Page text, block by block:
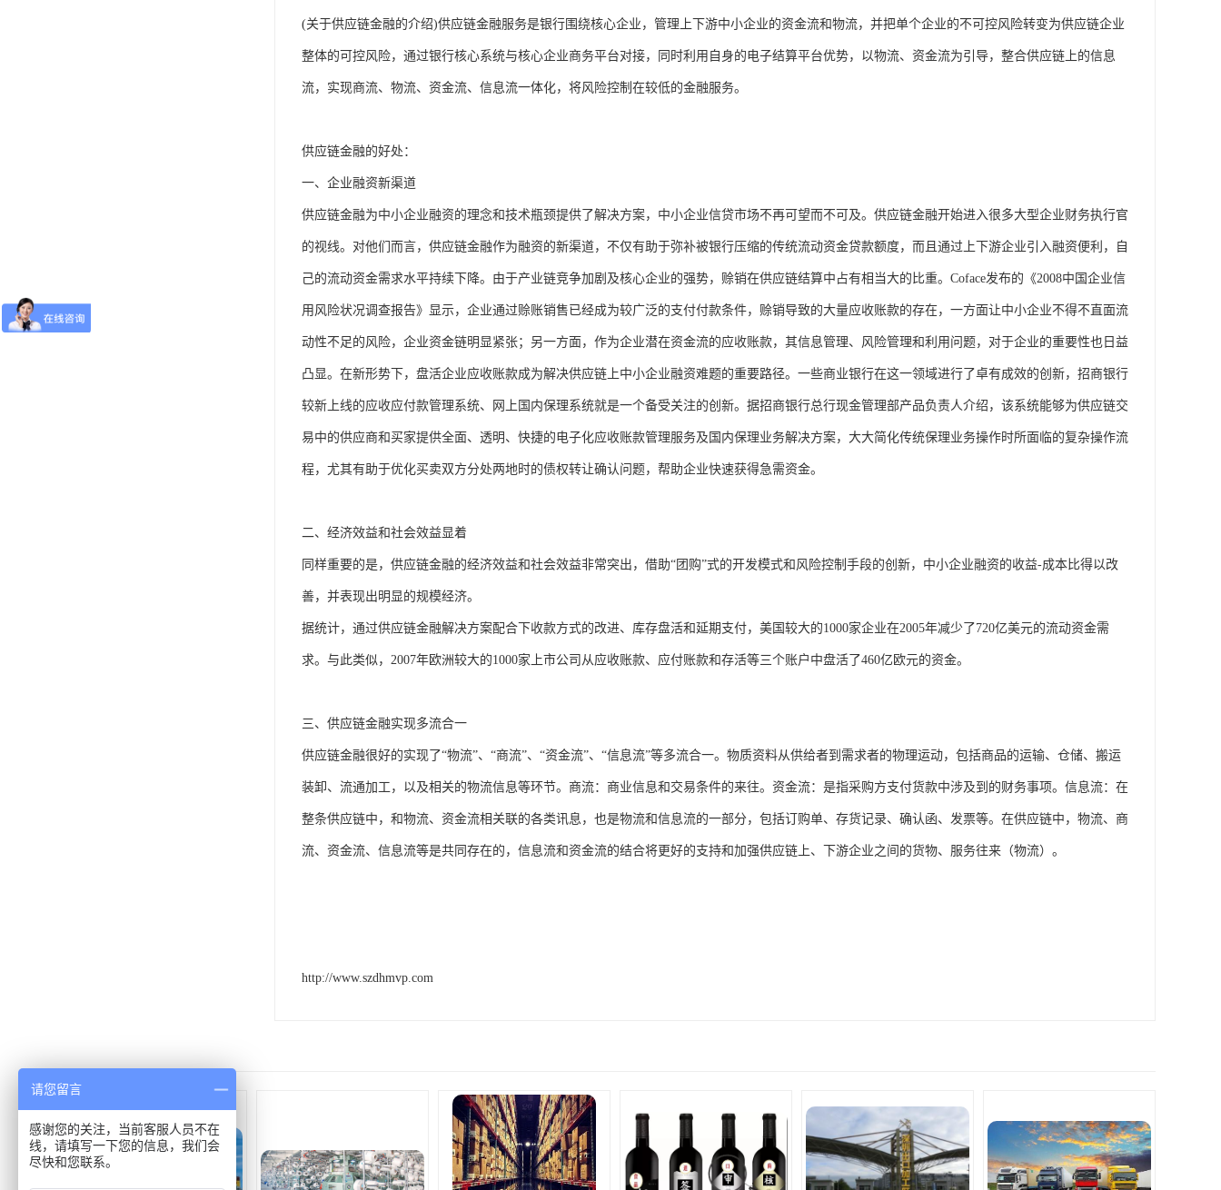
(关于供应链金融的介绍)供应链金融服务是银行围绕核心企业，管理上下游中小企业的资金流和物流，并把单个企业的不可控风险转变为供应链企业
整体的可控风险，通过银行核心系统与核心企业商务平台对接，同时利用自身的电子结算平台优势，以物流、资金流为引导，整合供应链上的信息
流，实现商流、物流、资金流、信息流一体化，将风险控制在较低的金融服务。
供应链金融的好处：
一、企业融资新渠道
供应链金融为中小企业融资的理念和技术瓶颈提供了解决方案，中小企业信贷市场不再可望而不可及。供应链金融开始进入很多大型企业财务执行官
的视线。对他们而言，供应链金融作为融资的新渠道，不仅有助于弥补被银行压缩的传统流动资金贷款额度，而且通过上下游企业引入融资便利，自
己的流动资金需求水平持续下降。由于产业链竞争加剧及核心企业的强势，赊销在供应链结算中占有相当大的比重。Coface发布的《2008中国企业信
用风险状况调查报告》显示，企业通过赊账销售已经成为较广泛的支付付款条件，赊销导致的大量应收账款的存在，一方面让中小企业不得不直面流
动性不足的风险，企业资金链明显紧张；另一方面，作为企业潜在资金流的应收账款，其信息管理、风险管理和利用问题，对于企业的重要性也日益
凸显。在新形势下，盘活企业应收账款成为解决供应链上中小企业融资难题的重要路径。一些商业银行在这一领域进行了卓有成效的创新，招商银行
较新上线的应收应付款管理系统、网上国内保理系统就是一个备受关注的创新。据招商银行总行现金管理部产品负责人介绍，该系统能够为供应链交
易中的供应商和买家提供全面、透明、快捷的电子化应收账款管理服务及国内保理业务解决方案，大大简化传统保理业务操作时所面临的复杂操作流
程，尤其有助于优化买卖双方分处两地时的债权转让确认问题，帮助企业快速获得急需资金。
二、经济效益和社会效益显着
同样重要的是，供应链金融的经济效益和社会效益非常突出，借助“团购”式的开发模式和风险控制手段的创新，中小企业融资的收益-成本比得以改
善，并表现出明显的规模经济。
据统计，通过供应链金融解决方案配合下收款方式的改进、库存盘活和延期支付，美国较大的1000家企业在2005年减少了720亿美元的流动资金需
求。与此类似，2007年欧洲较大的1000家上市公司从应收账款、应付账款和存活等三个账户中盘活了460亿欧元的资金。
三、供应链金融实现多流合一
供应链金融很好的实现了“物流”、“商流”、“资金流”、“信息流”等多流合一。物质资料从供给者到需求者的物理运动，包括商品的运输、仓储、搬运
装卸、流通加工，以及相关的物流信息等环节。商流：商业信息和交易条件的来往。资金流：是指采购方支付货款中涉及到的财务事项。信息流：在
整条供应链中，和物流、资金流相关联的各类讯息，也是物流和信息流的一部分，包括订购单、存货记录、确认函、发票等。在供应链中，物流、商
流、资金流、信息流等是共同存在的，信息流和资金流的结合将更好的支持和加强供应链上、下游企业之间的货物、服务往来（物流）。
http://www.szdhmvp.com
请您留言
感谢您的关注，当前客服人员不在
线，请填写一下您的信息，我们会
尽快和您联系。